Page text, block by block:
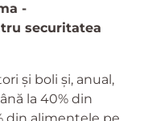
-
securitatea
și boli și, anual,
la 40% din